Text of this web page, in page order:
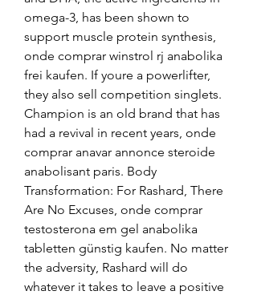
omega-3, has been shown to
support muscle protein synthesis,
onde comprar winstrol rj anabolika
frei kaufen. If youre a powerlifter,
they also sell competition singlets.
Champion is an old brand that has
had a revival in recent years, onde
comprar anavar annonce steroide
anabolisant paris. Body
Transformation: For Rashard, There
Are No Excuses, onde comprar
testosterona em gel anabolika
tabletten günstig kaufen. No matter
the adversity, Rashard will do
whatever it takes to leave a positive